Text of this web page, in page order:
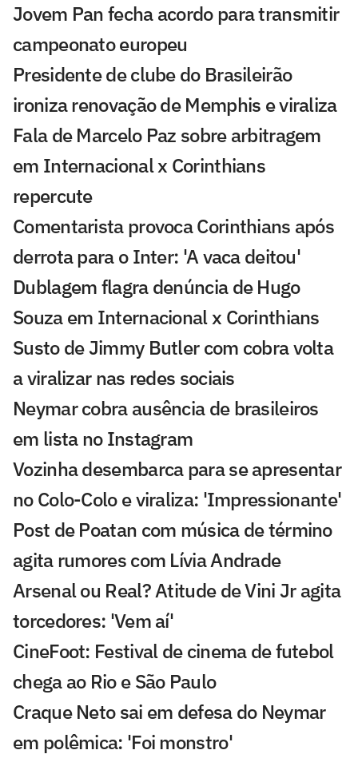
Jovem Pan fecha acordo para transmitir
campeonato europeu
Presidente de clube do Brasileirão
ironiza renovação de Memphis e viraliza
Fala de Marcelo Paz sobre arbitragem
em Internacional x Corinthians
repercute
Comentarista provoca Corinthians após
derrota para o Inter: 'A vaca deitou'
Dublagem flagra denúncia de Hugo
Souza em Internacional x Corinthians
Susto de Jimmy Butler com cobra volta
a viralizar nas redes sociais
Neymar cobra ausência de brasileiros
em lista no Instagram
Vozinha desembarca para se apresentar
no Colo-Colo e viraliza: 'Impressionante'
Post de Poatan com música de término
agita rumores com Lívia Andrade
Arsenal ou Real? Atitude de Vini Jr agita
torcedores: 'Vem aí'
CineFoot: Festival de cinema de futebol
chega ao Rio e São Paulo
Craque Neto sai em defesa do Neymar
em polêmica: 'Foi monstro'